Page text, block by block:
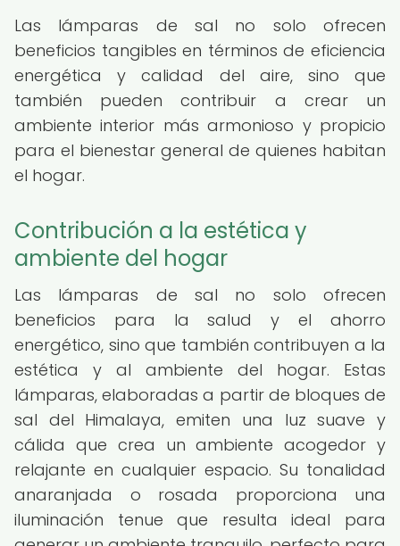
Las lámparas de sal no solo ofrecen
beneficios tangibles en términos de eficiencia
energética y calidad del aire, sino que
también pueden contribuir a crear un
ambiente interior más armonioso y propicio
para el bienestar general de quienes habitan
el hogar.
Contribución a la estética y
ambiente del hogar
Las lámparas de sal no solo ofrecen
beneficios para la salud y el ahorro
energético, sino que también contribuyen a la
estética y al ambiente del hogar. Estas
lámparas, elaboradas a partir de bloques de
sal del Himalaya, emiten una luz suave y
cálida que crea un ambiente acogedor y
relajante en cualquier espacio. Su tonalidad
anaranjada o rosada proporciona una
iluminación tenue que resulta ideal para